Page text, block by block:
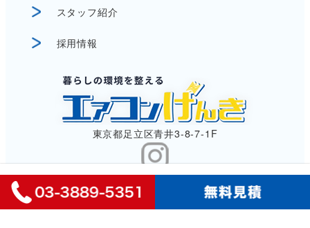
東京都足立区青井3-8-7-1F
スタッフ紹介
採用情報
©︎ 2024エアコンげんき. all rights reserved